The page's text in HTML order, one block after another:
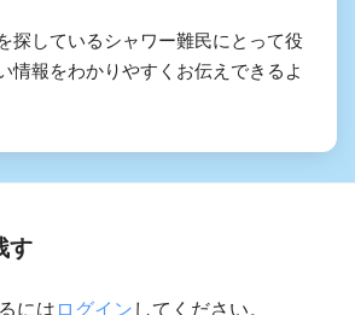
探しているシャワー難民にとって役
情報をわかりやすくお伝えできるよ
す
には ログイン してください。